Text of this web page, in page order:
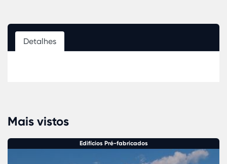
Detalhes
Mais vistos
Edifícios Pré-fabricados